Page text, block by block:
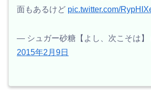
面もあるけど pic.twitter.com/
— シュガー砂糖【よし、次こそは】
2015年2月9日